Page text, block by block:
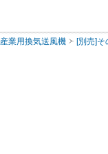
産業用換気送風機 [別売]そ